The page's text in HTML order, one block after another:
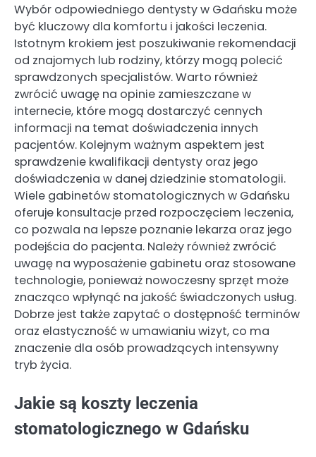
Wybór odpowiedniego dentysty w Gdańsku może
być kluczowy dla komfortu i jakości leczenia.
Istotnym krokiem jest poszukiwanie rekomendacji
od znajomych lub rodziny, którzy mogą polecić
sprawdzonych specjalistów. Warto również
zwrócić uwagę na opinie zamieszczane w
internecie, które mogą dostarczyć cennych
informacji na temat doświadczenia innych
pacjentów. Kolejnym ważnym aspektem jest
sprawdzenie kwalifikacji dentysty oraz jego
doświadczenia w danej dziedzinie stomatologii.
Wiele gabinetów stomatologicznych w Gdańsku
oferuje konsultacje przed rozpoczęciem leczenia,
co pozwala na lepsze poznanie lekarza oraz jego
podejścia do pacjenta. Należy również zwrócić
uwagę na wyposażenie gabinetu oraz stosowane
technologie, ponieważ nowoczesny sprzęt może
znacząco wpłynąć na jakość świadczonych usług.
Dobrze jest także zapytać o dostępność terminów
oraz elastyczność w umawianiu wizyt, co ma
znaczenie dla osób prowadzących intensywny
tryb życia.
Jakie są koszty leczenia
stomatologicznego w Gdańsku